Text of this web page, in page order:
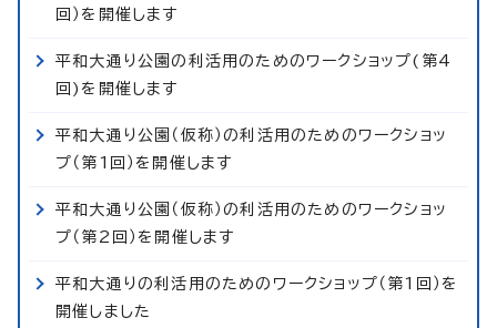
回）を開催します
平和大通り公園の利活用のためのワークショップ(第4
回)を開催します
平和大通り公園（仮称）の利活用のためのワークショッ
プ（第1回）を開催します
平和大通り公園（仮称）の利活用のためのワークショッ
プ（第2回）を開催します
平和大通りの利活用のためのワークショップ（第1回）を
開催しました